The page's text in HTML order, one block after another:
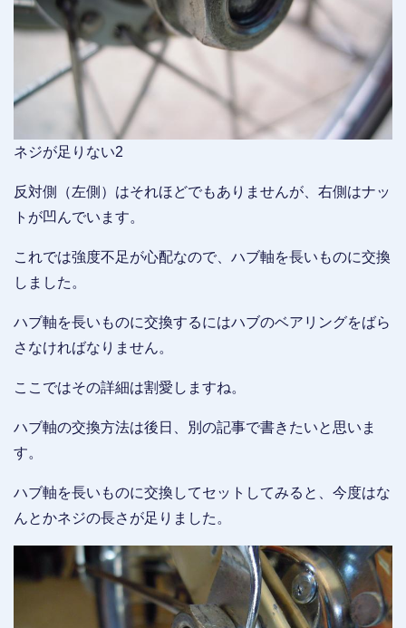
ネジが足りない2
反対側（左側）はそれほどでもありませんが、右側はナッ
トが凹んでいます。
これでは強度不足が心配なので、ハブ軸を長いものに交換
しました。
ハブ軸を長いものに交換するにはハブのベアリングをばら
さなければなりません。
ここではその詳細は割愛しますね。
ハブ軸の交換方法は後日、別の記事で書きたいと思いま
す。
ハブ軸を長いものに交換してセットしてみると、今度はな
んとかネジの長さが足りました。